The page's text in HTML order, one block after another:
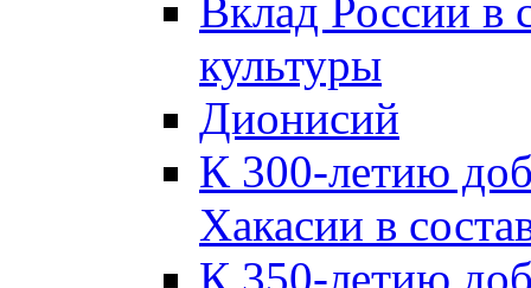
Вклад России в
культуры
Дионисий
К 300-летию
Хакасии в